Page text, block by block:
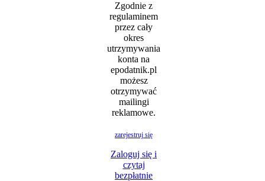
Zgodnie z
regulaminem
przez cały
okres
utrzymywania
konta na
epodatnik.pl
możesz
otrzymywać
mailingi
reklamowe.
zarejestruj się
Zaloguj się i
czytaj
bezpłatnie